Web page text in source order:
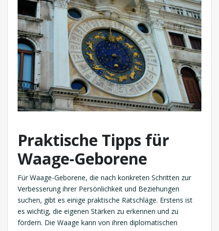
Praktische Tipps für
Waage-Geborene
Für Waage-Geborene, die nach konkreten Schritten zur
Verbesserung ihrer Persönlichkeit und Beziehungen
suchen, gibt es einige praktische Ratschläge. Erstens ist
es wichtig, die eigenen Stärken zu erkennen und zu
fördern. Die Waage kann von ihren diplomatischen